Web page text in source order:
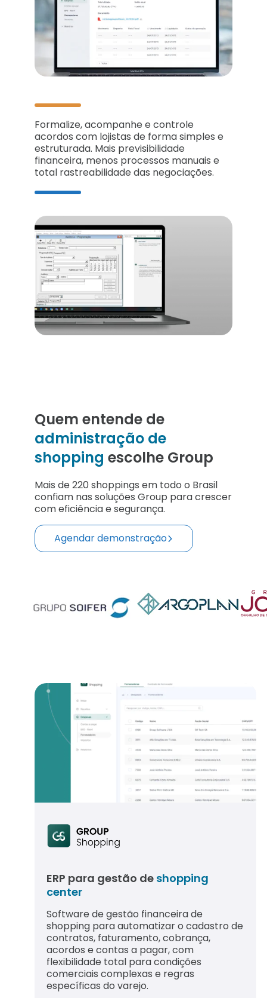
Formalize, acompanhe e controle
acordos com lojistas de forma simples e
estruturada. Mais previsibilidade
financeira, menos processos manuais e
total rastreabilidade das negociações.
Quem entende de
administração de
shopping escolhe Group
Mais de 220 shoppings em todo o Brasil
confiam nas soluções Group para crescer
com eficiência e segurança.
Agendar demonstração
ERP para gestão de shopping
center
Software de gestão financeira de
shopping para automatizar o cadastro de
contratos, faturamento, cobrança,
acordos e contas a pagar, com
flexibilidade total para condições
comerciais complexas e regras
específicas do varejo.